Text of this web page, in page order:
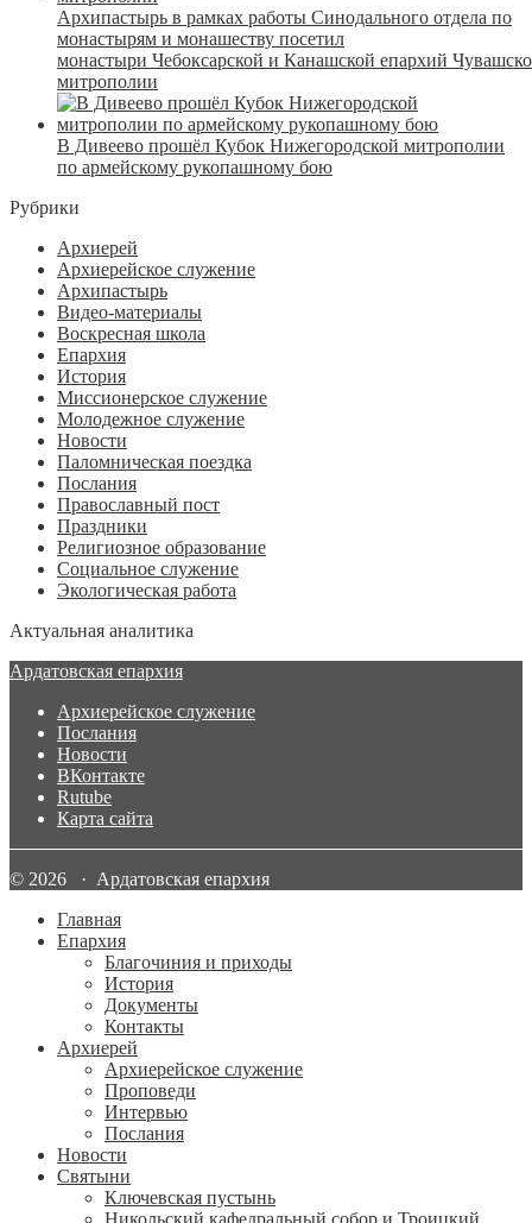
Архипастырь в рамках работы Синодального отдела по
монастырям и монашеству посетил
монастыри Чебоксарской и Канашской епархий
митрополии
В Дивеево прошёл Кубок Нижегородской митрополии
по армейскому рукопашному бою
Рубрики
Архиерей
Архиерейское служение
Архипастырь
Видео-материалы
Воскресная школа
Епархия
История
Миссионерское служение
Молодежное служение
Новости
Паломническая поездка
Послания
Православный пост
Праздники
Религиозное образование
Социальное служение
Экологическая работа
Актуальная аналитика
Ардатовская епархия
Архиерейское служение
Послания
Новости
ВКонтакте
Rutube
Карта сайта
© 2026 · Ардатовская епархия
Главная
Епархия
Благочиния и приходы
История
Документы
Контакты
Архиерей
Архиерейское служение
Проповеди
Интервью
Послания
Новости
Святыни
Ключевская пустынь
Никольский кафедральный собор и Троицкий